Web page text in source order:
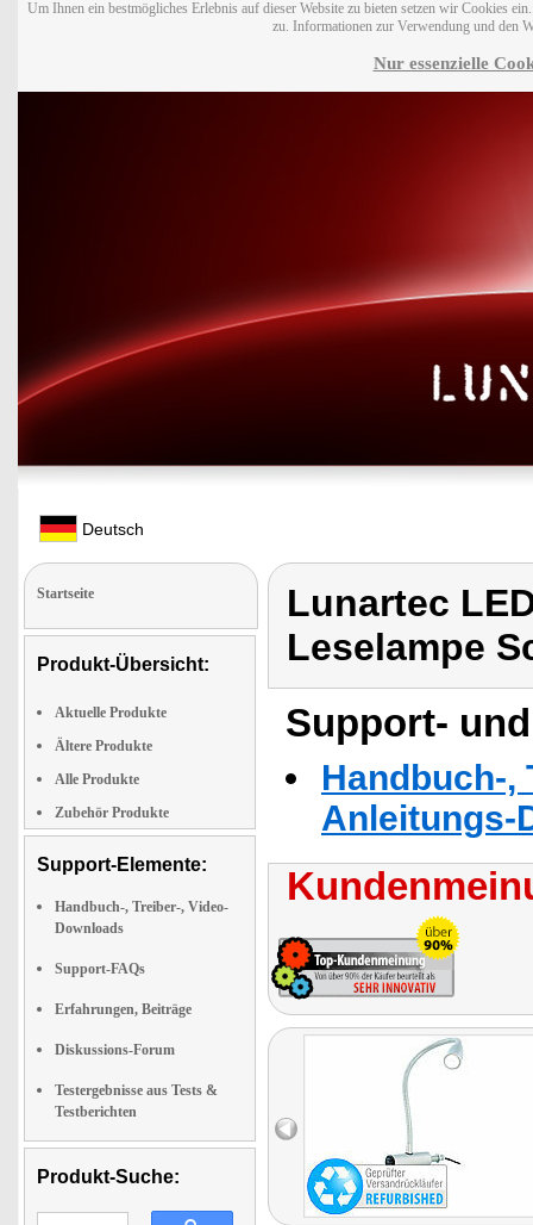
Um Ihnen ein bestmögliches Erlebnis auf dieser Website zu bieten setzen wir Cookies
zu. Informationen zur Verwendung und den
Nur essenzielle
Deutsch
Startseite
Produkt-Übersicht:
Aktuelle Produkte
Ältere Produkte
Alle Produkte
Zubehör Produkte
Support-Elemente:
Handbuch-, Treiber-, Video-
Downloads
Support-FAQs
Erfahrungen, Beiträge
Diskussions-Forum
Testergebnisse aus Tests &
Testberichten
Produkt-Suche:
Lunartec
Leselampe
Support-
Handbuch-,
Anleitungs-